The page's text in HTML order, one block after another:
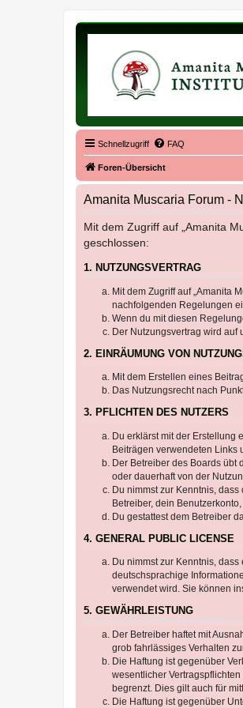
Schnellzugriff FAQ
Foren-Übersicht
Amanita Muscaria Forum -
Mit dem Zugriff auf „Amanita
geschlossen:
1. NUTZUNGSVERTRAG
Mit dem Zugriff auf „Amanita
nachfolgenden Regelungen
Wenn du mit diesen
Der Nutzungsvertrag wird
2. EINRÄUMUNG VON
Mit dem Erstellen eines
Das Nutzungsrecht nach
3. PFLICHTEN DES NUTZERS
Du erklärst mit der Erstellung
Beiträgen verwendeten Links
Der Betreiber des Boards übt
oder dauerhaft von der
Du nimmst zur Kenntnis,
Betreiber, dein
Du gestattest dem Betreiber
4. GENERAL PUBLIC LICENSE
Du nimmst zur Kenntnis,
deutschsprachige
verwendet wird. Sie können
5. GEWÄHRLEISTUNG
Der Betreiber haftet mit
grob fahrlässiges Verhalten
Die Haftung ist gegenüber
wesentlicher
begrenzt. Dies gilt auch für
Die Haftung ist gegenüber